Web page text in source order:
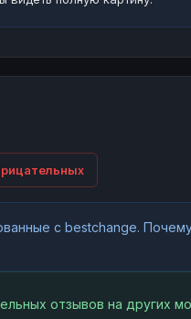
с bestchange.
отзывов на других